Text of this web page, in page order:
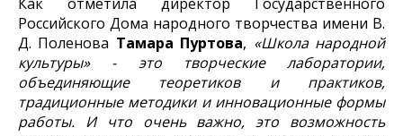
Российского Дома народного творчества имени В.
Д. Поленова Тамара Пуртова, «Школа народной
культуры» - это творческие лаборатории,
объединяющие теоретиков и практиков,
традиционные методики и инновационные формы
работы. И что очень важно, это возможность